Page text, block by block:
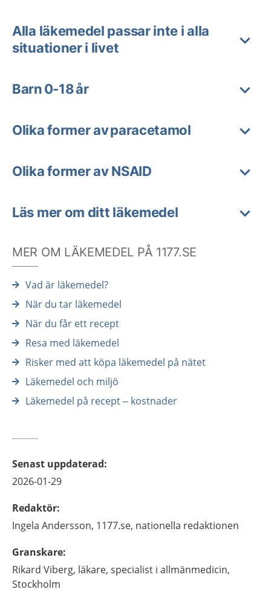
Alla läkemedel passar inte i alla
situationer i livet
Barn 0-18 år
Olika former av paracetamol
Olika former av NSAID
Läs mer om ditt läkemedel
MER OM LÄKEMEDEL PÅ 1177.SE
Vad är läkemedel?
När du tar läkemedel
När du får ett recept
Resa med läkemedel
Risker med att köpa läkemedel på nätet
Läkemedel och miljö
Läkemedel på recept – kostnader
Senast uppdaterad:
2026-01-29
Redaktör:
Ingela Andersson, 1177.se, nationella redaktionen
Granskare:
Rikard Viberg, läkare, specialist i allmänmedicin,
Stockholm